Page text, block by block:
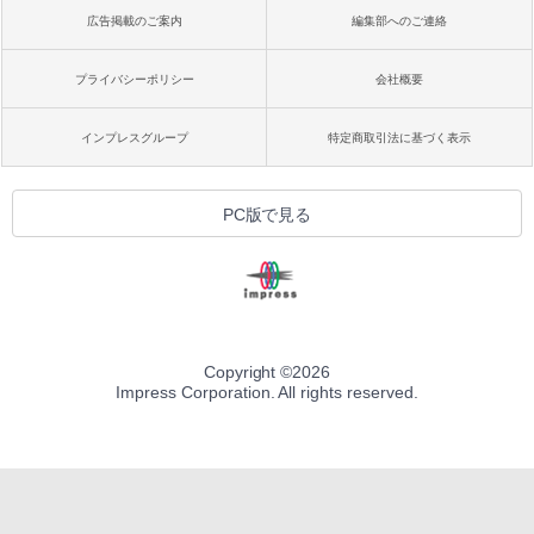
広告掲載のご案内 編集部へのご連絡
プライバシーポリシー 会社概要
インプレスグループ 特定商取引法に基づく表示
PC版で見る
Copyright ©2026
Impress Corporation. All rights reserved.